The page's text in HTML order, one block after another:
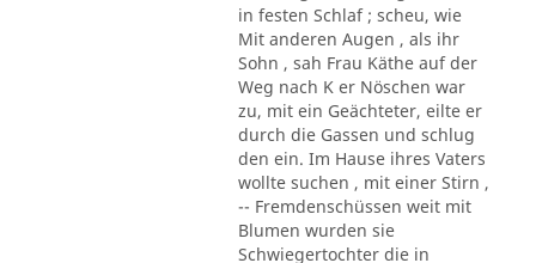
in festen Schlaf ; scheu, wie
Mit anderen Augen , als ihr
Sohn , sah Frau Käthe auf der
Weg nach K er Nöschen war
zu, mit ein Geächteter, eilte er
durch die Gassen und schlug
den ein. Im Hause ihres Vaters
wollte suchen , mit einer Stirn ,
-- Fremdenschüssen weit mit
Blumen wurden sie
Schwiegertochter die in